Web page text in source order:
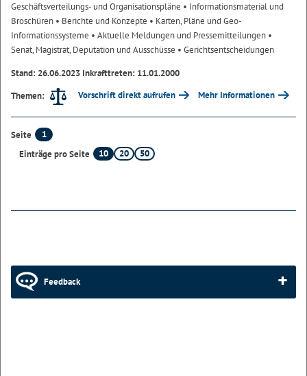
Geschäftsverteilungs- und Organisationspläne • Informationsmaterial und
Broschüren • Berichte und Konzepte • Karten, Pläne und Geo-
Informationssysteme • Aktuelle Meldungen und Pressemitteilungen •
Senat, Magistrat, Deputation und Ausschüsse • Gerichtsentscheidungen
Stand: 26.06.2023 Inkrafttreten: 11.01.2000
Themen:
Vorschrift direkt aufrufen Mehr Informationen
Seite
1
Einträge pro Seite
10 20 50
Feedback